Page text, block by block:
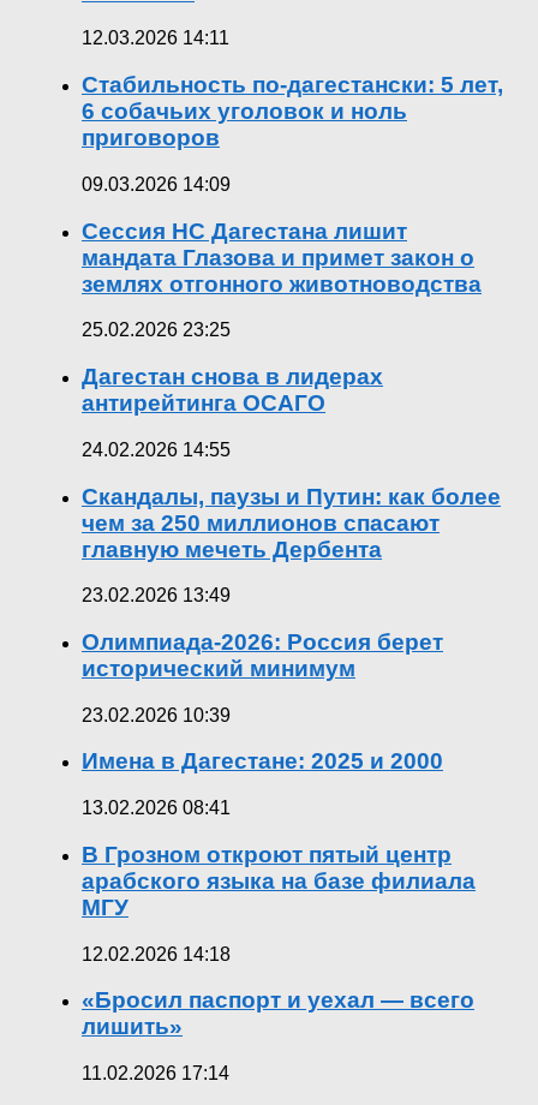
12.03.2026 14:11
Стабильность по-дагестански: 5 лет,
6 собачьих уголовок и ноль
приговоров
09.03.2026 14:09
Сессия НС Дагестана лишит
мандата Глазова и примет закон о
землях отгонного животноводства
25.02.2026 23:25
Дагестан снова в лидерах
антирейтинга ОСАГО
24.02.2026 14:55
Скандалы, паузы и Путин: как более
чем за 250 миллионов спасают
главную мечеть Дербента
23.02.2026 13:49
Олимпиада-2026: Россия берет
исторический минимум
23.02.2026 10:39
Имена в Дагестане: 2025 и 2000
13.02.2026 08:41
В Грозном откроют пятый центр
арабского языка на базе филиала
МГУ
12.02.2026 14:18
«Бросил паспорт и уехал — всего
лишить»
11.02.2026 17:14